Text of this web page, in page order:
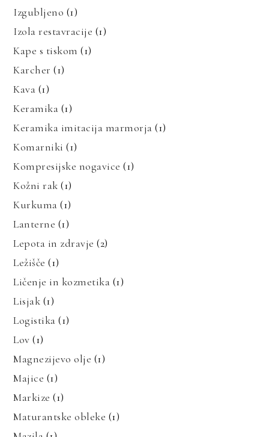
Izgubljeno (1)
Izola restavracije (1)
Kape s tiskom (1)
Karcher (1)
Kava (1)
Keramika (1)
Keramika imitacija marmorja (1)
Komarniki (1)
Kompresijske nogavice (1)
Kožni rak (1)
Kurkuma (1)
Lanterne (1)
Lepota in zdravje (2)
Ležišče (1)
Ličenje in kozmetika (1)
Lisjak (1)
Logistika (1)
Lov (1)
Magnezijevo olje (1)
Majice (1)
Markize (1)
Maturantske obleke (1)